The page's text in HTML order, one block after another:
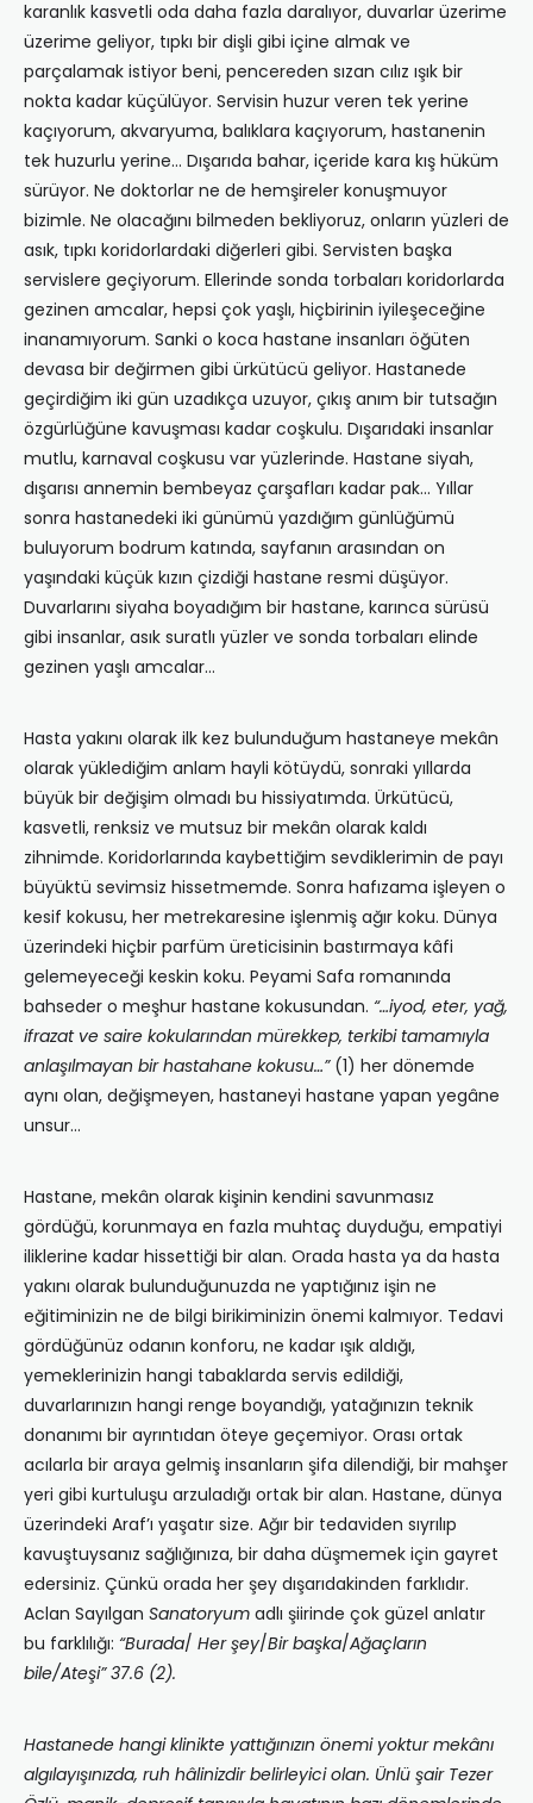
karanlık kasvetli oda daha fazla daralıyor, duvarlar üzerime
üzerime geliyor, tıpkı bir dişli gibi içine almak ve
parçalamak istiyor beni, pencereden sızan cılız ışık bir
nokta kadar küçülüyor. Servisin huzur veren tek yerine
kaçıyorum, akvaryuma, balıklara kaçıyorum, hastanenin
tek huzurlu yerine… Dışarıda bahar, içeride kara kış hüküm
sürüyor. Ne doktorlar ne de hemşireler konuşmuyor
bizimle. Ne olacağını bilmeden bekliyoruz, onların yüzleri de
asık, tıpkı koridorlardaki diğerleri gibi. Servisten başka
servislere geçiyorum. Ellerinde sonda torbaları koridorlarda
gezinen amcalar, hepsi çok yaşlı, hiçbirinin iyileşeceğine
inanamıyorum. Sanki o koca hastane insanları öğüten
devasa bir değirmen gibi ürkütücü geliyor. Hastanede
geçirdiğim iki gün uzadıkça uzuyor, çıkış anım bir tutsağın
özgürlüğüne kavuşması kadar coşkulu. Dışarıdaki insanlar
mutlu, karnaval coşkusu var yüzlerinde. Hastane siyah,
dışarısı annemin bembeyaz çarşafları kadar pak… Yıllar
sonra hastanedeki iki günümü yazdığım günlüğümü
buluyorum bodrum katında, sayfanın arasından on
yaşındaki küçük kızın çizdiği hastane resmi düşüyor.
Duvarlarını siyaha boyadığım bir hastane, karınca sürüsü
gibi insanlar, asık suratlı yüzler ve sonda torbaları elinde
gezinen yaşlı amcalar…
Hasta yakını olarak ilk kez bulunduğum hastaneye mekân
olarak yüklediğim anlam hayli kötüydü, sonraki yıllarda
büyük bir değişim olmadı bu hissiyatımda. Ürkütücü,
kasvetli, renksiz ve mutsuz bir mekân olarak kaldı
zihnimde. Koridorlarında kaybettiğim sevdiklerimin de payı
büyüktü sevimsiz hissetmemde. Sonra hafızama işleyen o
kesif kokusu, her metrekaresine işlenmiş ağır koku. Dünya
üzerindeki hiçbir parfüm üreticisinin bastırmaya kâfi
gelemeyeceği keskin koku. Peyami Safa romanında
bahseder o meşhur hastane kokusundan. “…iyod, eter, yağ,
ifrazat ve saire kokularından mürekkep, terkibi tamamıyla
anlaşılmayan bir hastahane kokusu…”(1) her dönemde
aynı olan, değişmeyen, hastaneyi hastane yapan yegâne
unsur…
Hastane, mekân olarak kişinin kendini savunmasız
gördüğü, korunmaya en fazla muhtaç duyduğu, empatiyi
iliklerine kadar hissettiği bir alan. Orada hasta ya da hasta
yakını olarak bulunduğunuzda ne yaptığınız işin ne
eğitiminizin ne de bilgi birikiminizin önemi kalmıyor. Tedavi
gördüğünüz odanın konforu, ne kadar ışık aldığı,
yemeklerinizin hangi tabaklarda servis edildiği,
duvarlarınızın hangi renge boyandığı, yatağınızın teknik
donanımı bir ayrıntıdan öteye geçemiyor. Orası ortak
acılarla bir araya gelmiş insanların şifa dilendiği, bir mahşer
yeri gibi kurtuluşu arzuladığı ortak bir alan. Hastane, dünya
üzerindeki Araf’ı yaşatır size. Ağır bir tedaviden sıyrılıp
kavuştuysanız sağlığınıza, bir daha düşmemek için gayret
edersiniz. Çünkü orada her şey dışarıdakinden farklıdır.
Aclan Sayılgan Sanatoryum adlı şiirinde çok güzel anlatır
bu farklılığı: “Burada/ Her şey/Bir başka/Ağaçların
bile/Ateşi”37.6 (2).
Hastanede hangi klinikte yattığınızın önemi yoktur mekânı
algılayışınızda, ruh hâlinizdir belirleyici olan. Ünlü şair Tezer